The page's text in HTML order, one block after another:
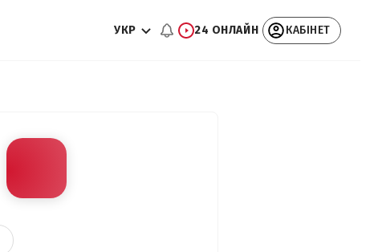
УКР 24 ОНЛАЙН КАБІНЕТ